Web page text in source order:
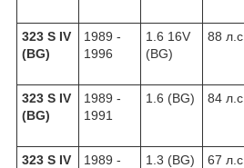
323 S IV
(BG)
1989 -
1996
1.6 16V
(BG)
88 л.с.
323 S IV
(BG)
1989 -
1991
1.6 (BG) 84 л.с.
323 S IV
1989 -
1.3 (BG) 67 л.с.